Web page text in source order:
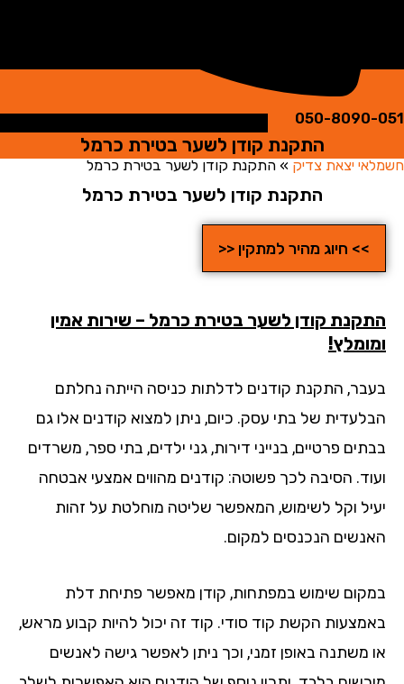
050-
התקנת קודן לשער בטירת כרמל
יצאת צדיק »התקנת קודן לשער בטירת כרמל
התקנת קודן לשער בטירת כרמל
>> חיוג מהיר למתקין <<
קודן לשער בטירת כרמל – שירות אמין
התקנת קודנים לדלתות כניסה הייתה נחלתם
של בתי עסק. כיום, ניתן למצוא קודנים אלו גם
פרטיים, בנייני דירות, גני ילדים, בתי ספר, משרדים
הסיבה לכך פשוטה: קודנים מהווים אמצעי אבטחה
וקל לשימוש, המאפשר שליטה מוחלטת על זהות
הנכנסים למקום.
שימוש במפתחות, קודן מאפשר פתיחת דלת
הקשת קוד סודי. קוד זה יכול להיות קבוע מראש,
משתנה באופן זמני, וכך ניתן לאפשר גישה לאנשים